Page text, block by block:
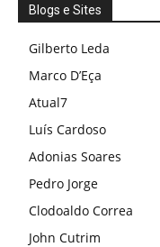
Blogs e Sites
Gilberto Leda
Marco D’Eça
Atual7
Luís Cardoso
Adonias Soares
Pedro Jorge
Clodoaldo Correa
John Cutrim